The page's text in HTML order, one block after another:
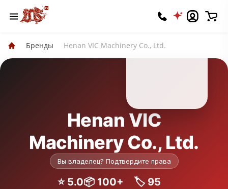
Бренды Henan VIC Machinery Co., Ltd.
Henan VIC
Machinery Co., Ltd.
Вы владелец? Подтвердите права
⭐️ 5.0📦 100+ 🏷 95